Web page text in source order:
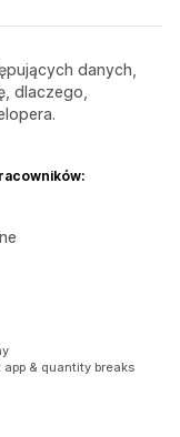
danych,
dlaczego,
app & quantity breaks